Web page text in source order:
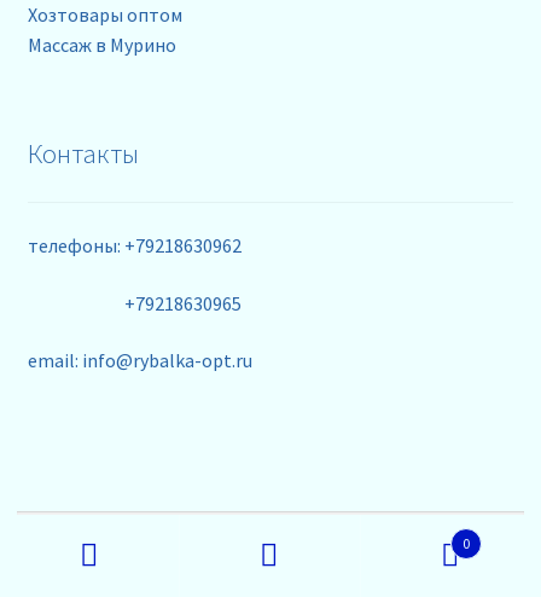
Хозтовары оптом
Массаж в Мурино
Контакты
телефоны: +79218630962
+79218630965
email: info@rybalka-opt.ru
© ★ Орион ★ - интернет магазин недорогих
рыболовных снастей оптом. Вся представленная на
сайте информация носит исключительно
0